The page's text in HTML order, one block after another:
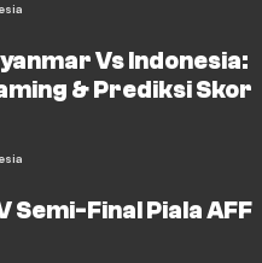
Vs Indonesia:
& Prediksi Skor
Semi-Final Piala AFF